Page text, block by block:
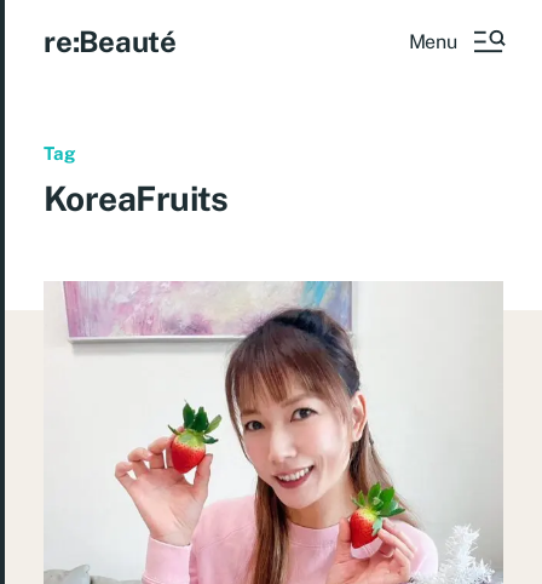
re:Beauté Menu
Tag
KoreaFruits